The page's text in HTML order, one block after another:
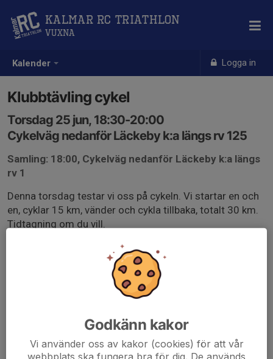
Kalender Logga in
Kalmar RC Triathlon
Vuxna
Klubbtävling cykel
Torsdag 25 jun, 18:30-20:00
Cykelväg nedanför Läckeby k:a längs rv 125
Samling: 18:00, Cykelväg nedanför Läckeby k:a längs
rv 1
Denna torsdag testar vi oss på cykeln. Vi startar en och
en, cyklar 15 km, vänder och cykla tillbaka, totalt 30 km.
Tidtagning om du vill.
sommarens tävlingar. ALLA kan vara med!
Lättare fika efter aktiviteten.
Detta pass är TT/tricyklar eller tempobågar tillåtna, då
Godkänn kakor
Vi använder oss av kakor (cookies) för att vår
webbplats ska fungera bra för dig. De används